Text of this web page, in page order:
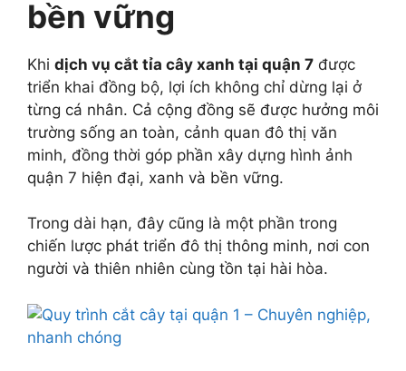
bền vững
Khi dịch vụ cắt tỉa cây xanh tại quận 7 được
triển khai đồng bộ, lợi ích không chỉ dừng lại ở
từng cá nhân. Cả cộng đồng sẽ được hưởng môi
trường sống an toàn, cảnh quan đô thị văn
minh, đồng thời góp phần xây dựng hình ảnh
quận 7 hiện đại, xanh và bền vững.
Trong dài hạn, đây cũng là một phần trong
chiến lược phát triển đô thị thông minh, nơi con
người và thiên nhiên cùng tồn tại hài hòa.